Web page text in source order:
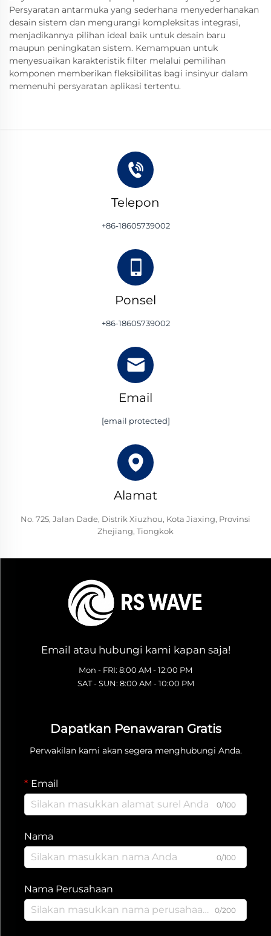
Persyaratan antarmuka yang sederhana menyederhanakan
desain sistem dan mengurangi kompleksitas integrasi,
menjadikannya pilihan ideal baik untuk desain baru
maupun peningkatan sistem. Kemampuan untuk
menyesuaikan karakteristik filter melalui pemilihan
komponen memberikan fleksibilitas bagi insinyur dalam
memenuhi persyaratan aplikasi tertentu.
Telepon
+86-18605739002
Ponsel
+86-18605739002
Email
[email protected]
Alamat
No. 725, Jalan Dade, Distrik Xiuzhou, Kota Jiaxing, Provinsi
Zhejiang, Tiongkok
Email atau hubungi kami kapan saja!
Mon - FRI: 8:00 AM - 12:00 PM
SAT - SUN: 8:00 AM - 10:00 PM
Dapatkan Penawaran Gratis
Perwakilan kami akan segera menghubungi Anda.
Email
0/100
Nama
0/100
Nama Perusahaan
0/200